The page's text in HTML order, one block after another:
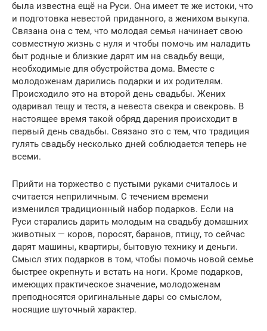
была известна ещё на Руси. Она имеет те же истоки, что
и подготовка невестой приданного, а женихом выкупа.
Связана она с тем, что молодая семья начинает свою
совместную жизнь с нуля и чтобы помочь им наладить
быт родные и близкие дарят им на свадьбу вещи,
необходимые для обустройства дома. Вместе с
молодоженам дарились подарки и их родителям.
Происходило это на второй день свадьбы. Жених
одаривал тещу и тестя, а невеста свекра и свекровь. В
настоящее время такой обряд дарения происходит в
первый день свадьбы. Связано это с тем, что традиция
гулять свадьбу несколько дней соблюдается теперь не
всеми.
Прийти на торжество с пустыми руками считалось и
считается неприличным. С течением времени
изменился традиционный набор подарков. Если на
Руси старались дарить молодым на свадьбу домашних
животных — коров, поросят, баранов, птицу, то сейчас
дарят машины, квартиры, бытовую технику и деньги.
Смысл этих подарков в том, чтобы помочь новой семье
быстрее окрепнуть и встать на ноги. Кроме подарков,
имеющих практическое значение, молодоженам
преподносятся оригинальные дары со смыслом,
носящие шуточный характер.